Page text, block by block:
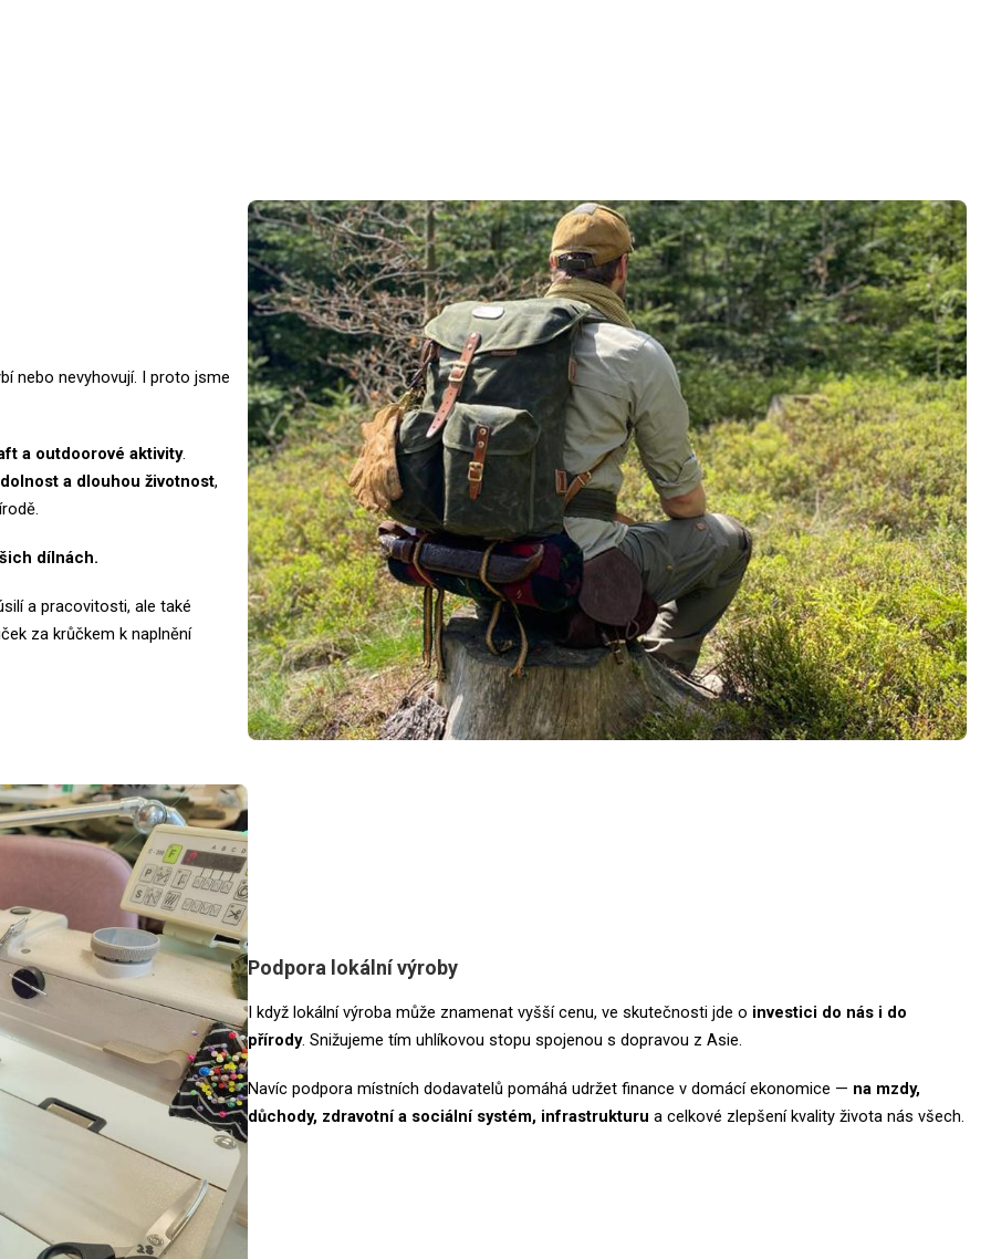
nebo nevyhovují. I proto jsme
a outdoorové aktivity.
a dlouhou životnost,
dílnách.
a pracovitosti, ale také
za krůčkem k naplnění
Podpora lokální výroby
I když lokální výroba může znamenat vyšší cenu, ve skutečnosti jde o investici do nás i do
přírody. Snižujeme tím uhlíkovou stopu spojenou s dopravou z Asie.
Navíc podpora místních dodavatelů pomáhá udržet finance v domácí ekonomice — na mzdy,
důchody, zdravotní a sociální systém, infrastrukturu a celkové zlepšení kvality života nás všech.